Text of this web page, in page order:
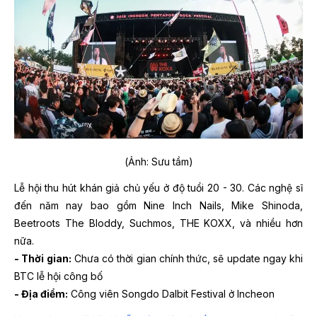
(Ảnh: Sưu tầm)
Lễ hội thu hút khán giả chủ yếu ở độ tuổi 20 - 30. Các nghệ sĩ
đến năm nay bao gồm Nine Inch Nails, Mike Shinoda,
Beetroots The Bloddy, Suchmos, THE KOXX, và nhiều hơn
nữa.
- Thời gian: Chưa có thời gian chính thức, sẽ update ngay khi
BTC lễ hội công bố
- Địa điểm: Công viên Songdo Dalbit Festival ở Incheon